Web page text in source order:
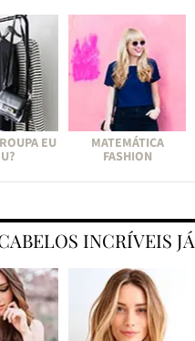
EU
MATEMÁTICA
FASHION
INCRÍVEIS JÁ